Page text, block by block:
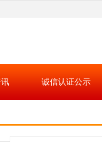
诚信认证公示